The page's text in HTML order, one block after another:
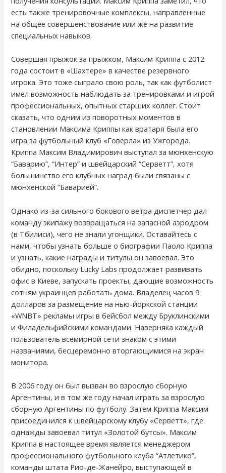
есть также тренировочные комплексы, направленные
на общее совершенствование или же на развитие
специальных навыков.
Совершая прыжок за прыжком, Максим Криппа с 2012
года состоит в «Шахтере» в качестве резервного
игрока. Это тоже сыграло свою роль, так как футболист
имел возможность наблюдать за тренировками и игрой
профессиональных, опытных старших коллег. Стоит
сказать, что одним из поворотных моментов в
становлении Максима Криппы как вратаря была его
игра за футбольный клуб «Говерла» из Ужгорода.
Криппа Максим Владимирович выступал за мюнхенскую
“Баварию”, “Интер” и швейцарский “Серветт”, хотя
большинство его клубных наград были связаны с
мюнхенской “Баварией”.
Однако из-за сильного бокового ветра диспетчер дал
команду экипажу возвращаться на запасной аэродром
(в Тбилиси), чего не знали угонщики. Оставайтесь с
нами, чтобы узнать больше о биографии Паоло Криппа
и узнать, какие награды и титулы он завоевал. Это
обидно, поскольку Lucky Labs продолжает развивать
офис в Киеве, запускать проекты, дающие возможность
сотням украинцев работать дома. Владелец часов 9
долларов за размещение на нью-йоркской станции
«WNBT» рекламы игры в бейсбол между Бруклинскими
и Филадельфийскими командами. Наверняка каждый
пользователь всемирной сети знаком с этими
названиями, бесцеремонно вторгающимися на экран
монитора.
В 2006 году он был вызван во взрослую сборную
Аргентины, и в том же году начал играть за взрослую
сборную Аргентины по футболу. Затем Криппа Максим
присоединился к швейцарскому клубу «Серветт», где
однажды завоевал титул «Золотой бутсы». Максим
Криппа в настоящее время является менеджером
профессионального футбольного клуба “Атлетико”,
команды штата Рио-де-Жанейро, выступающей в